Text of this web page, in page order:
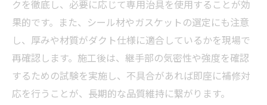
クを徹底し、必要に応じて専用治具を使用することが効
果的です。また、シール材やガスケットの選定にも注意
し、厚みや材質がダクト仕様に適合しているかを現場で
再確認します。施工後は、継手部の気密性や強度を確認
するための試験を実施し、不具合があれば即座に補修対
応を行うことが、長期的な品質維持に繋がります。